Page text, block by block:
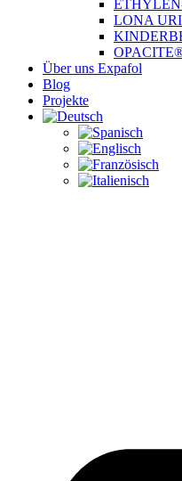
LONA URI
Über uns Expafol
Blog
Projekte